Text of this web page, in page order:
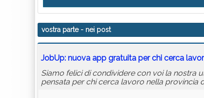
vostra parte- nei post
JobUp: nuova app gratuita per chi cerca
Siamo felici di condividere con voi la nostra
pensata per chi cerca lavoro nella provincia